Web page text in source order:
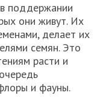
поддержании
они живут. Их
делает их
семян. Это
расти и
и фауны.